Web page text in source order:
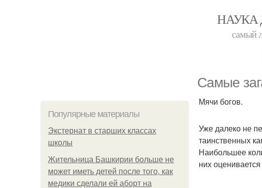
НАУКА
самый
Самые
Популярные материалы
Экстернат в старших классах
школы
Жительница Башкирии больше не
может иметь детей после того, как
медики сделали ей аборт на
Мячи богов.
Уже далеко не
таинственных
Наибольшее
них